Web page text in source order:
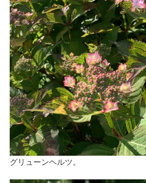
グリューンヘルツ。